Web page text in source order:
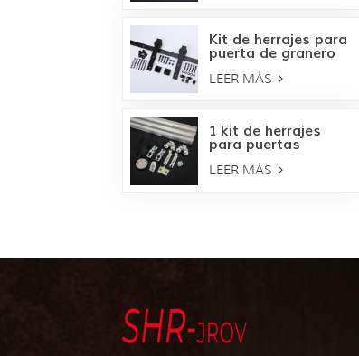
Kit de herrajes para
puerta de granero
Bent Strap-Oil
bronce
LEER MÁS
1 kit de herrajes
para puertas
corredizas
LEER MÁS